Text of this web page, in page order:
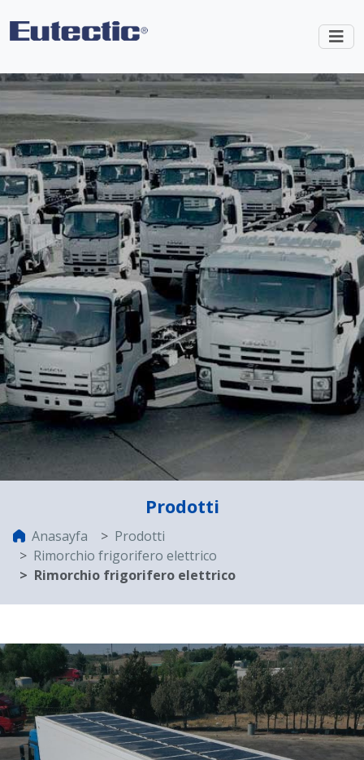
Prodotti
Anasayfa
Prodotti
Rimorchio frigorifero elettrico
Rimorchio frigorifero elettrico